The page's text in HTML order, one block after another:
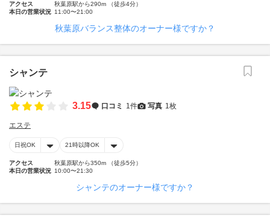
アクセス
秋葉原駅から290m （徒歩4分）
本日の営業状況 11:00〜21:00
秋葉原バランス整体のオーナー様ですか？
シャンテ
3.15 口コミ 1件 写真 1枚
エステ
日祝OK 21時以降OK
アクセス
秋葉原駅から350m （徒歩5分）
本日の営業状況 10:00〜21:30
シャンテのオーナー様ですか？